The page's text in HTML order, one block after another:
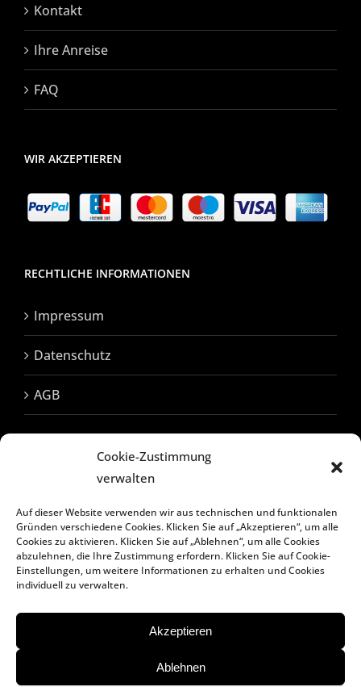
Cookie-Zustimmung
verwalten
Auf dieser Website verwenden wir aus technischen und funktionalen
Gründen verschiedene Cookies. Klicken Sie auf „Akzeptieren“, um alle
Cookies zu aktivieren. Klicken Sie auf „Ablehnen“, um alle Cookies
abzulehnen, die Ihre Zustimmung erfordern. Klicken Sie auf Cookie-
Einstellungen, um weitere Informationen zu erhalten und Cookies
individuell zu verwalten.
Akzeptieren
Ablehnen
Kontakt
Ihre Anreise
FAQ
WIR AKZEPTIEREN
RECHTLICHE INFORMATIONEN
Impressum
Datenschutz
AGB
SOZIALE MEDIEN
* inkl. 7% MwSt. zzgl. Frühstück 15,50 € **